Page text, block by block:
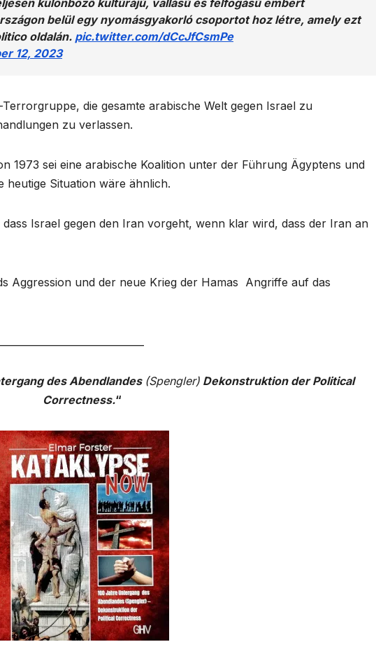
különböző kultúrájú, vallású és felfogású embert
belül egy nyomásgyakorló csoportot hoz létre, amely ezt
oldalán. pic.twitter.com/dCcJfCsmPe
12, 2023
die gesamte arabische Welt gegen Israel zu
zu verlassen.
1973 sei eine arabische Koalition unter der Führung Ägyptens und
heutige Situation wäre ähnlich.
Israel gegen den Iran vorgeht, wenn klar wird, dass der Iran an
Aggression und der neue Krieg der Hamas Angriffe auf das
des Abendlandes (Spengler) Dekonstruktion der Political
Correctness.“